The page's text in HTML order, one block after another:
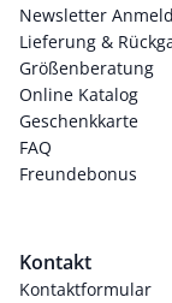
Newsletter
Lieferung &
Größenberatung
Online Katalog
Geschenkkarte
FAQ
Freundebonus
Kontakt
Kontaktformular